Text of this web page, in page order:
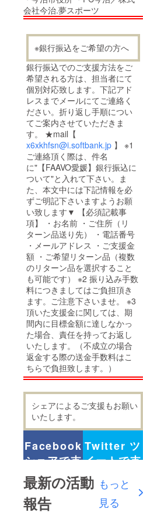
会社今治.夢スポーツ
※銀行振込をご希望の方へ
銀行振込でのご支援方法をご
希望される方は、担当者にて
個別対応致します。下記アド
レスまでメールにてご連絡く
ださい。折り返し手順につい
てご案内させていただきま
す。 ★mail【
x6xkhfsn@i.softbank.jp 】 ※1
ご連絡頂く際は、件名
に"【FAAVO愛媛】銀行振込に
ついて"と入れて下さい。ま
た、本文中には下記情報を必
ずご明記下さいますようお願
い致します▼ 【必須記載事
項】 ・お名前 ・ご住所（リ
ターン品送り先） ・電話番号
・メールアドレス ・ご支援金
額 ・ご希望リターン品（複数
のリターン品を選択すること
も可能です） ※2 振り込み手数
料につきましてはご負担頂き
ます。ご注意下さいませ。 ※3
頂いた支援金に関しては、期
間内に目標金額に達しなかっ
た場合、責任を持ってお返し
いたします。（不成立の場合
返金する際の送金手数料はこ
ちらで負担致します。）
シェアによるご支援もお願い
いたします。
Facebook
シェアで支
援
Twitter ツ
イートで支
最新の活動
報告
もっと
見る